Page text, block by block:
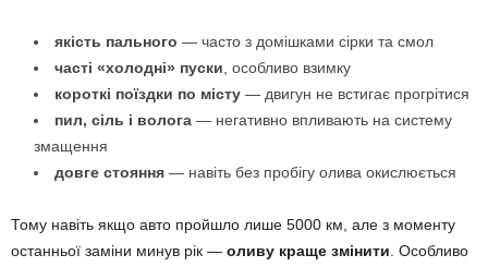
якість пального — часто з домішками сірки та смол
часті «холодні» пуски, особливо взимку
короткі поїздки по місту — двигун не встигає прогрітися
пил, сіль і волога — негативно впливають на систему
змащення
довге стояння — навіть без пробігу олива окислюється
Тому навіть якщо авто пройшло лише 5000 км, але з моменту
останньої заміни минув рік — оливу краще змінити. Особливо